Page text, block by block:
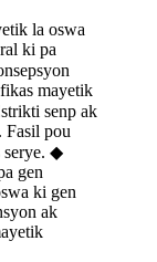
la oswa
ki pa
mayetik
senp ak
Fasil pou
serye. ◆
gen
ki gen
ak